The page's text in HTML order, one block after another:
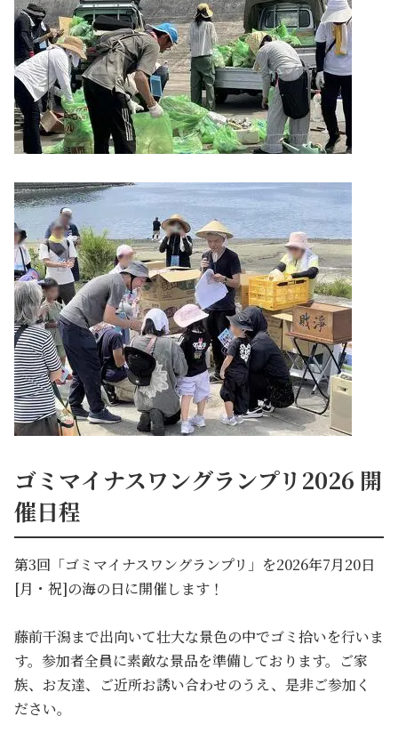
ゴミマイナスワングランプリ2026 開
催日程
第3回「ゴミマイナスワングランプリ」を2026年7月20日
[月・祝]の海の日に開催します！
藤前干潟まで出向いて壮大な景色の中でゴミ拾いを行いま
す。参加者全員に素敵な景品を準備しております。ご家
族、お友達、ご近所お誘い合わせのうえ、是非ご参加く
ださい。